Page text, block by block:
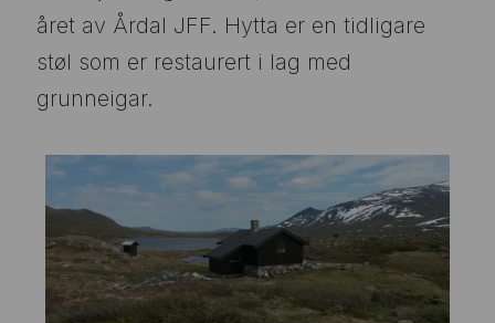
året av Årdal JFF. Hytta er en tidligare
støl som er restaurert i lag med
grunneigar.